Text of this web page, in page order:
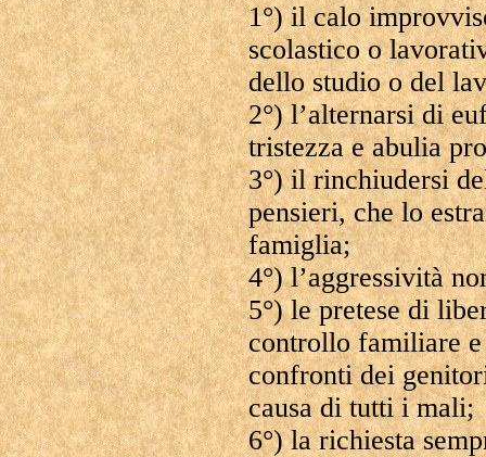
1°) il calo
scolastico o
dello studio o del
2°) l’alternarsi di
tristezza e abulia
3°) il rinchiudersi
pensieri, che lo
famiglia;
4°) l’aggressività
5°) le pretese di
controllo familiare
confronti dei
causa di tutti i mali;
6°) la richiesta